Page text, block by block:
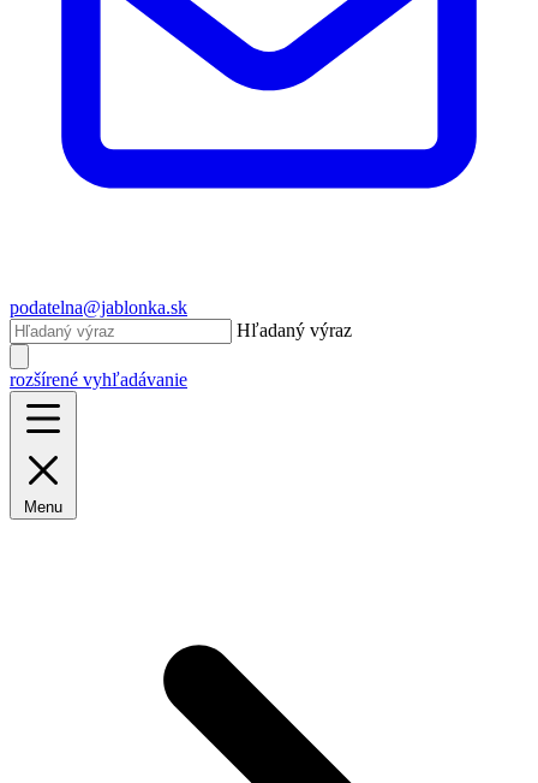
podatelna@jablonka.sk
Hľadaný výraz
rozšírené vyhľadávanie
Menu